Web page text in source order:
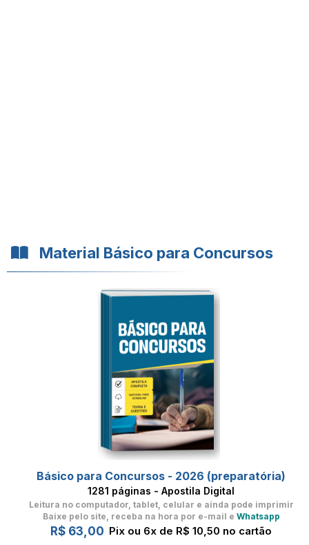
Material Básico para Concursos
Básico para Concursos - 2026 (preparatória)
1281 páginas - Apostila Digital
Leitura no computador, tablet, celular e ainda pode imprimir
Baixe pelo site, receba na hora por e-mail e Whatsapp
R$ 63,00 Pix ou 6x de R$ 10,50 no cartão